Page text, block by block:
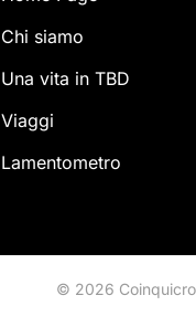
Chi siamo
Una vita in TBD
Viaggi
Lamentometro
© 2026